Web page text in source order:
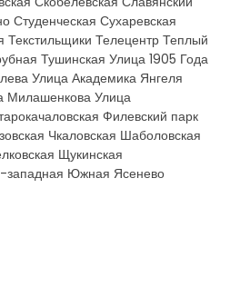
Студенческая Сухаревская
Текстильщики Телецентр Теплый
Тушинская Улица 1905 Года
Улица Академика Янгеля
Милашенкова Улица
Филевский парк
Чкаловская Шаболовская
Щукинская
западная Южная Ясенево